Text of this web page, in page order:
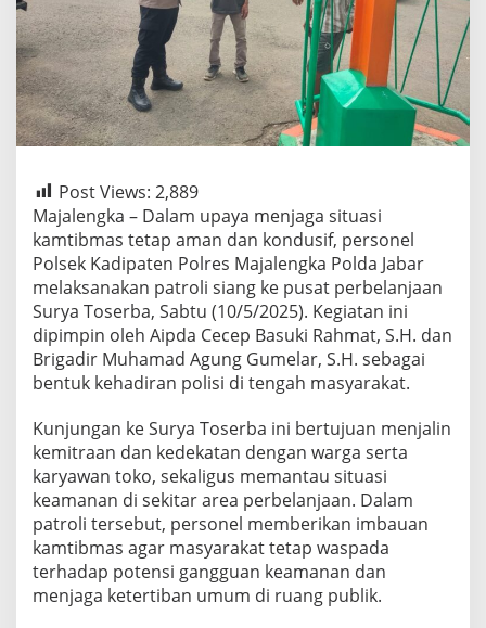
Post Views: 2,889
Majalengka – Dalam upaya menjaga situasi
kamtibmas tetap aman dan kondusif, personel
Polsek Kadipaten Polres Majalengka Polda Jabar
melaksanakan patroli siang ke pusat perbelanjaan
Surya Toserba, Sabtu (10/5/2025). Kegiatan ini
dipimpin oleh Aipda Cecep Basuki Rahmat, S.H. dan
Brigadir Muhamad Agung Gumelar, S.H. sebagai
bentuk kehadiran polisi di tengah masyarakat.
Kunjungan ke Surya Toserba ini bertujuan menjalin
kemitraan dan kedekatan dengan warga serta
karyawan toko, sekaligus memantau situasi
keamanan di sekitar area perbelanjaan. Dalam
patroli tersebut, personel memberikan imbauan
kamtibmas agar masyarakat tetap waspada
terhadap potensi gangguan keamanan dan
menjaga ketertiban umum di ruang publik.